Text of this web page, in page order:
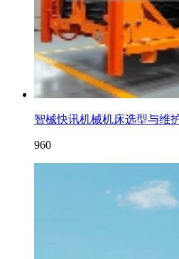
智械快讯机械机床选型与维
960